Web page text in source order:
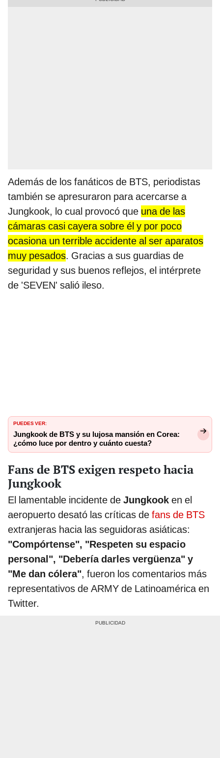
Además de los fanáticos de BTS, periodistas
también se apresuraron para acercarse a
Jungkook, lo cual provocó que una de las
cámaras casi cayera sobre él y por poco
ocasiona un terrible accidente al ser aparatos
muy pesados. Gracias a sus guardias de
seguridad y sus buenos reflejos, el intérprete
de 'SEVEN' salió ileso.
PUEDES VER:
Jungkook de BTS y su lujosa mansión en Corea:
¿cómo luce por dentro y cuánto cuesta?
Fans de BTS exigen respeto hacia
Jungkook
El lamentable incidente de Jungkook en el
aeropuerto desató las críticas de fans de BTS
extranjeras hacia las seguidoras asiáticas:
"Compórtense", "Respeten su espacio
personal", "Debería darles vergüenza" y
"Me dan cólera", fueron los comentarios más
representativos de ARMY de Latinoamérica en
Twitter.